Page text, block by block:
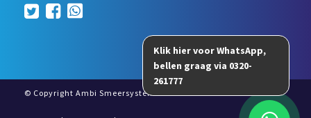
© Copyright Ambi Smeersystemen 2026